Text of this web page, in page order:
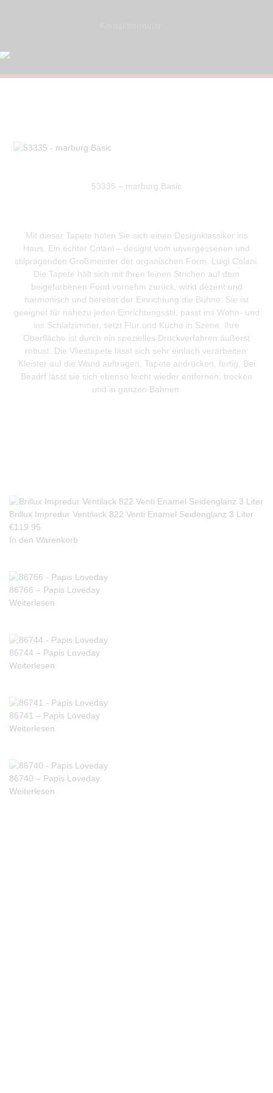
53335 – marburg Basic
Mit dieser Tapete holen Sie sich einen Designklassiker ins
Haus. Ein echter Colani – designt vom unvergessenen und
stilprägenden Großmeister der organischen Form: Luigi Colani.
Die Tapete hält sich mit ihren feinen Strichen auf dem
beigefarbenen Fond vornehm zurück, wirkt dezent und
harmonisch und bereitet der Einrichtung die Bühne. Sie ist
geeignet für nahezu jeden Einrichtungsstil, passt ins Wohn- und
ins Schlafzimmer, setzt Flur und Küche in Szene. Ihre
Oberfläche ist durch ein spezielles Druckverfahren äußerst
robust. Die Vliestapete lässt sich sehr einfach verarbeiten:
Kleister auf die Wand auftragen, Tapete andrücken, fertig. Bei
Beadrf lässt sie sich ebenso leicht wieder entfernen: trocken
und in ganzen Bahnen.
Brillux Impredur Ventilack 822 Venti Enamel Seidenglanz 3 Liter
€119.95
In den Warenkorb
86766 – Papis Loveday
Weiterlesen
86744 – Papis Loveday
Weiterlesen
86741 – Papis Loveday
Weiterlesen
86740 – Papis Loveday
Weiterlesen